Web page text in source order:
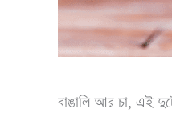
বাঙালি আর চা, এই